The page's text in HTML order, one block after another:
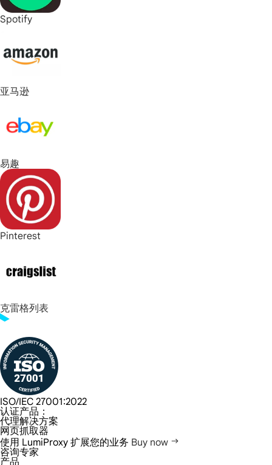
Spotify
亚马逊
易趣
Pinterest
克雷格列表
ISO/IEC 27001:2022
认证产品：
代理解决方案
网页抓取器
使用 LumiProxy 扩展您的业务 Buy now
咨询专家
产品